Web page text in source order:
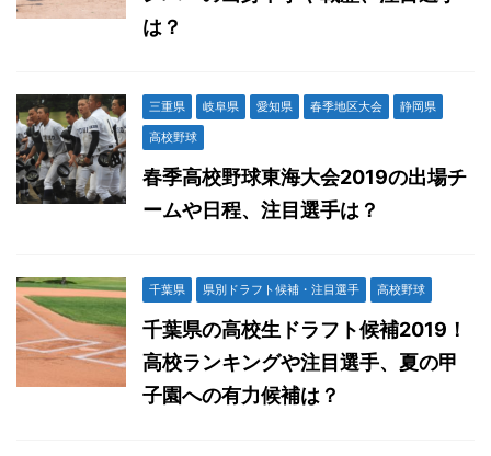
は？
三重県 岐阜県 愛知県 春季地区大会
静岡県
高校野球
春季高校野球東海大会2019の出場チ
ームや日程、注目選手は？
千葉県 県別ドラフト候補・注目選手 高校野球
千葉県の高校生ドラフト候補2019！
高校ランキングや注目選手、夏の甲
子園への有力候補は？